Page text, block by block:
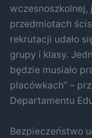
przedmiotach
rekrutacji udało
grupy i klasy.
będzie musiało
placówkach” –
Departamentu
Bezpieczeństwo